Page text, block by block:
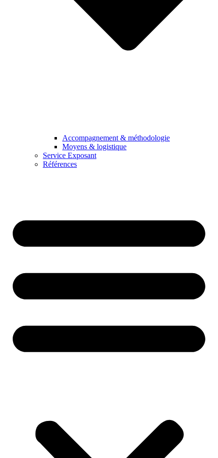
Accompagnement & méthodologie
Moyens & logistique
Service Exposant
Références